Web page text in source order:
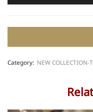
Category: NEW COLLECTION-